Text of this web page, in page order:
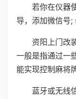
若你在仪器
导，添加微信号;
资阳上门改
一般是指通过一
能实现控制麻将
蓝牙或无线